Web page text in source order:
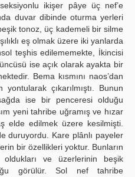
ikişer pâye üç nef’e
duvar dibinde oturma yerleri
tonoz, üç kademeli bir silme
eş olmak üzere iki yanlarda
teşhis edilememekte, İkincisi
ise açık olarak ayakta bir
Bema kısmını naos’dan
yontularak çıkarılmıştı. Bunun
ise bir penceresi olduğu
yeni tahribe uğramış ve hızar
elde edilmek üzere kesilmişti.
duruyordu. Kare plânlı payeler
bir özellikleri yoktur. Bunların
ve üzerlerinin beşik
görülür. Sol nef tahribe